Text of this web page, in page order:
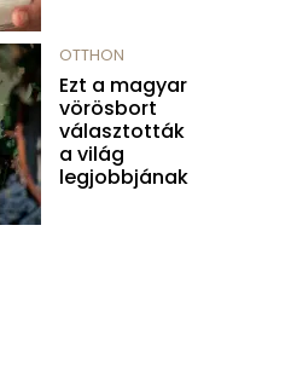
OTTHON
Ezt a magyar
vörösbort
választották
a világ
legjobbjának